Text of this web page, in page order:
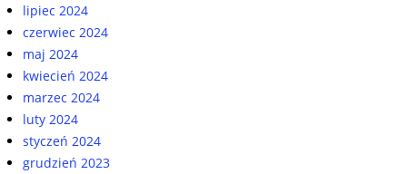
lipiec 2024
czerwiec 2024
maj 2024
kwiecień 2024
marzec 2024
luty 2024
styczeń 2024
grudzień 2023